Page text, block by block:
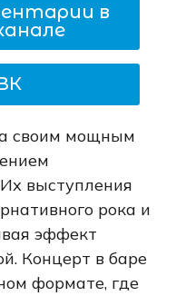
в
своим мощным
выступления
рока и
эффект
Концерт в баре
формате, где